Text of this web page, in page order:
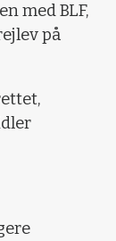
med BLF,
på